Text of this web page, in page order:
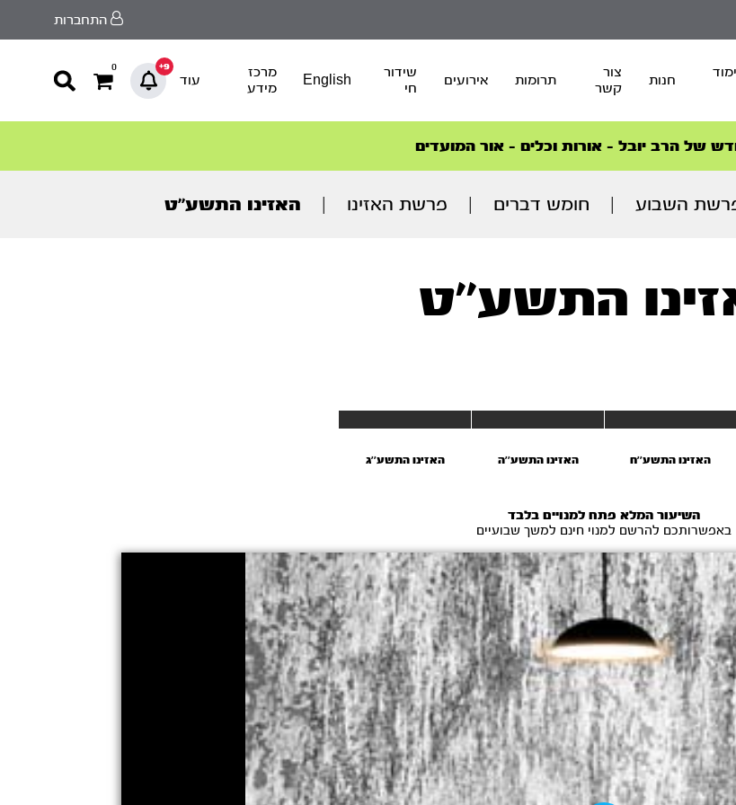
התחברות
חנות
צור
קשר
תרומות אירועים
שידור
חי
English
מרכז
מידע
עוד
9+
0
סדרות הפודקאסטים
הסדרה המובילה החודש – דרך המלך
של הרב יובל – אורות וכלים – אור המועדים
הצטרפו למהפכת הבריאות הטבעית >
סדרות הפודקאסטים
הסדרה המובילה החודש – דרך המלך
השבוע חומש דברים פרשת האזינו האזינו התשע’’ט
התשע’’ט
האזינו התשע’’ח האזינו התשע’’ה האזינו התשע’’ג
השיעור המלא פתח למנויים בלבד
באפשרותכם להרשם למנוי חינם למשך שבועיים